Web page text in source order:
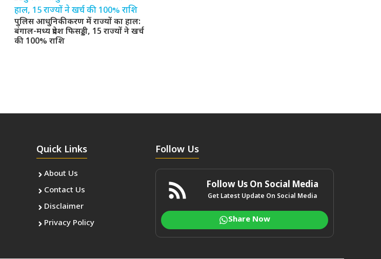
पुलिस आधुनिकीकरण में राज्यों का हाल:
बंगाल-मध्य प्रदेश फिसड्डी, 15 राज्यों ने खर्च
की 100% राशि
Quick Links
About Us
Contact Us
Disclaimer
Privacy Policy
Follow Us
Follow Us On Social Media
Get Latest Update On Social Media
Share Now